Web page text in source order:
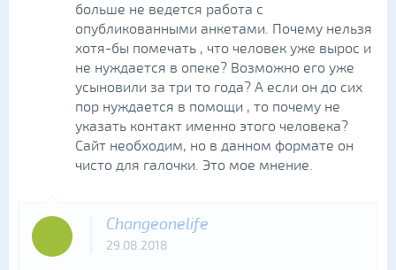
больше не ведется работа с
опубликованными анкетами. Почему нельзя
хотя-бы помечать , что человек уже вырос и
не нуждается в опеке? Возможно его уже
усыновили за три то года? А если он до сих
пор нуждается в помощи , то почему не
указать контакт именно этого человека?
Сайт необходим, но в данном формате он
чисто для галочки. Это мое мнение.
Changeonelife
29.08.2018